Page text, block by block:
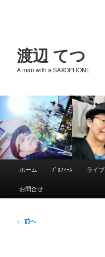
渡辺 てつ
A man with a SAXOPHONE
メ
イ
ン
ホーム ﾌﾟﾛﾌｨｰﾙ ライブ
お問合せ
投
← 前へ